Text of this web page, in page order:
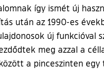
így ismét új
után az 1990-es
új funkcióval
meg azzal a
a pinceszinten